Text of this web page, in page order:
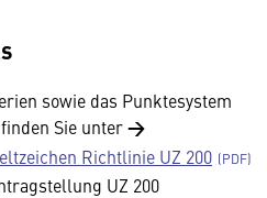
sowie das Punktesystem
Sie unter→
Richtlinie UZ 200
UZ 200